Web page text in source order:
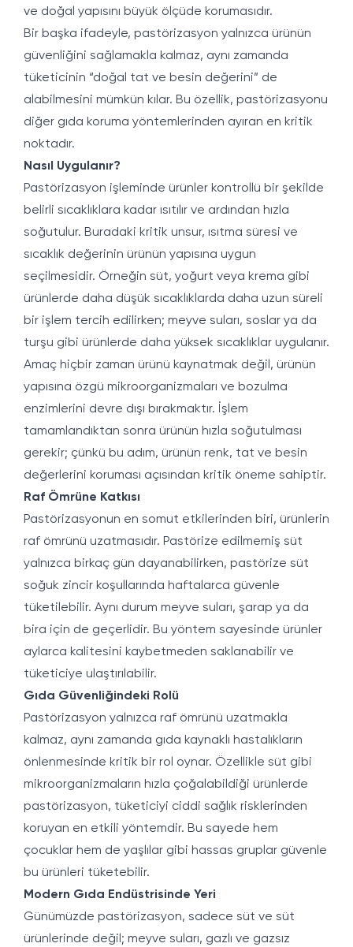
ve doğal yapısını büyük ölçüde korumasıdır.
Bir başka ifadeyle, pastörizasyon yalnızca ürünün
güvenliğini sağlamakla kalmaz, aynı zamanda
tüketicinin “doğal tat ve besin değerini” de
alabilmesini mümkün kılar. Bu özellik, pastörizasyonu
diğer gıda koruma yöntemlerinden ayıran en kritik
noktadır.
Nasıl Uygulanır?
Pastörizasyon işleminde ürünler kontrollü bir şekilde
belirli sıcaklıklara kadar ısıtılır ve ardından hızla
soğutulur. Buradaki kritik unsur, ısıtma süresi ve
sıcaklık değerinin ürünün yapısına uygun
seçilmesidir. Örneğin süt, yoğurt veya krema gibi
ürünlerde daha düşük sıcaklıklarda daha uzun süreli
bir işlem tercih edilirken; meyve suları, soslar ya da
turşu gibi ürünlerde daha yüksek sıcaklıklar uygulanır.
Amaç hiçbir zaman ürünü kaynatmak değil, ürünün
yapısına özgü mikroorganizmaları ve bozulma
enzimlerini devre dışı bırakmaktır. İşlem
tamamlandıktan sonra ürünün hızla soğutulması
gerekir; çünkü bu adım, ürünün renk, tat ve besin
değerlerini koruması açısından kritik öneme sahiptir.
Raf Ömrüne Katkısı
Pastörizasyonun en somut etkilerinden biri, ürünlerin
raf ömrünü uzatmasıdır. Pastörize edilmemiş süt
yalnızca birkaç gün dayanabilirken, pastörize süt
soğuk zincir koşullarında haftalarca güvenle
tüketilebilir. Aynı durum meyve suları, şarap ya da
bira için de geçerlidir. Bu yöntem sayesinde ürünler
aylarca kalitesini kaybetmeden saklanabilir ve
tüketiciye ulaştırılabilir.
Gıda Güvenliğindeki Rolü
Pastörizasyon yalnızca raf ömrünü uzatmakla
kalmaz, aynı zamanda gıda kaynaklı hastalıkların
önlenmesinde kritik bir rol oynar. Özellikle süt gibi
mikroorganizmaların hızla çoğalabildiği ürünlerde
pastörizasyon, tüketiciyi ciddi sağlık risklerinden
koruyan en etkili yöntemdir. Bu sayede hem
çocuklar hem de yaşlılar gibi hassas gruplar güvenle
bu ürünleri tüketebilir.
Modern Gıda Endüstrisinde Yeri
Günümüzde pastörizasyon, sadece süt ve süt
ürünlerinde değil; meyve suları, gazlı ve gazsız